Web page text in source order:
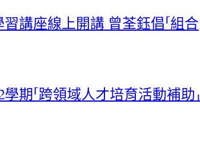
講座線上開講 曾荃鈺倡「組合
期「跨領域人才培育活動補助」